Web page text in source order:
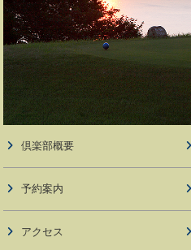
倶楽部概要
予約案内
アクセス